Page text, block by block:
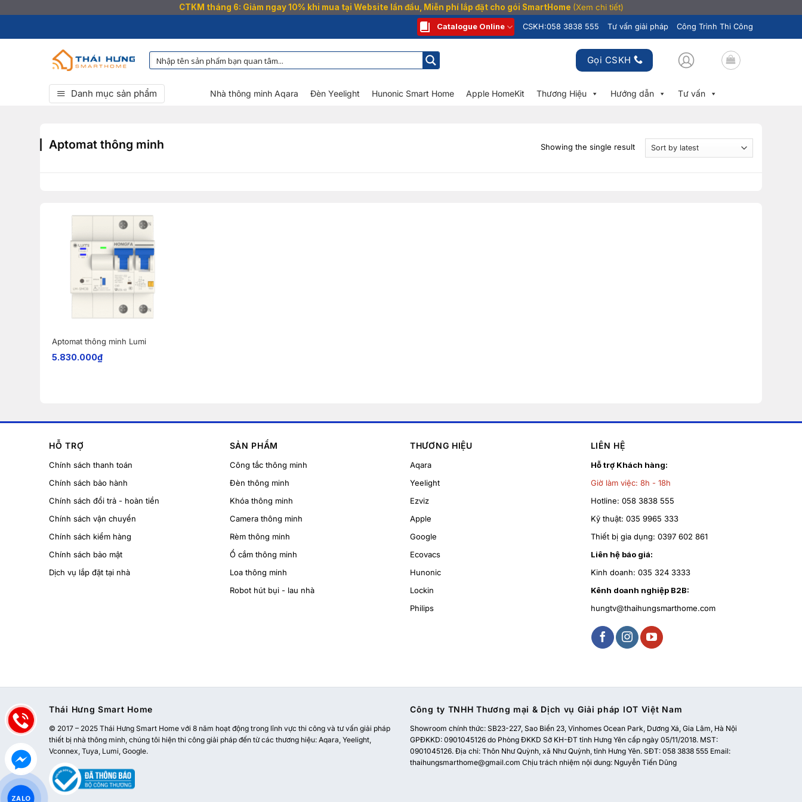
CTKM tháng 6: Giảm ngay 10% khi mua tại Website lần đầu, Miễn phí lắp đặt cho gói SmartHome (Xem chi tiết)
qua
Catalogue Online CSKH:058 3838 555 Tư vấn giải pháp Công Trình Thi Công
Gọi CSKH
Danh mục sản phẩm Nhà thông minh Aqara Đèn Yeelight Hunonic Smart Home Apple HomeKit Thương Hiệu Hướng dẫn Tư vấn
Aptomat thông minh Showing the single result
Aptomat thông minh Lumi
5.830.000₫
HỖ TRỢ
Chính sách thanh toán
Chính sách bảo hành
Chính sách đổi trả - hoàn tiền
Chính sách vận chuyển
Chính sách kiểm hàng
Chính sách bảo mật
Dịch vụ lắp đặt tại nhà
SẢN PHẨM
Công tắc thông minh
Đèn thông minh
Khóa thông minh
Camera thông minh
Rèm thông minh
Ổ cắm thông minh
Loa thông minh
Robot hút bụi - lau nhà
THƯƠNG HIỆU
Aqara
Yeelight
Ezviz
Apple
Google
Ecovacs
Hunonic
Lockin
Philips
LIÊN HỆ
Hỗ trợ Khách hàng:
Giờ làm việc: 8h - 18h
Hotline: 058 3838 555
Kỹ thuật: 035 9965 333
Thiết bị gia dụng: 0397 602 861
Liên hệ báo giá:
Kinh doanh: 035 324 3333
Kênh doanh nghiệp B2B:
hungtv@thaihungsmarthome.com
Thái Hưng Smart Home
© 2017 – 2025 Thái Hưng Smart Home với 8 năm hoạt động trong lĩnh vực thi công và tư vấn giải pháp
thiết bị nhà thông minh, chúng tôi hiện thi công giải pháp đến từ các thương hiệu: Aqara, Yeelight,
Vconnex, Tuya, Lumi, Google.
Công ty TNHH Thương mại & Dịch vụ Giải pháp IOT Việt Nam
Showroom chính thức: SB23-227, Sao Biển 23, Vinhomes Ocean Park, Dương Xá, Gia Lâm, Hà Nội
GPĐKKD: 0901045126 do Phòng ĐKKD Sở KH-ĐT tỉnh Hưng Yên cấp ngày 05/11/2018. MST:
0901045126. Địa chỉ: Thôn Như Quỳnh, xã Như Quỳnh, tỉnh Hưng Yên. SĐT: 058 3838 555 Email:
thaihungsmarthome@gmail.com Chịu trách nhiệm nội dung: Nguyễn Tiến Dũng
ZALO